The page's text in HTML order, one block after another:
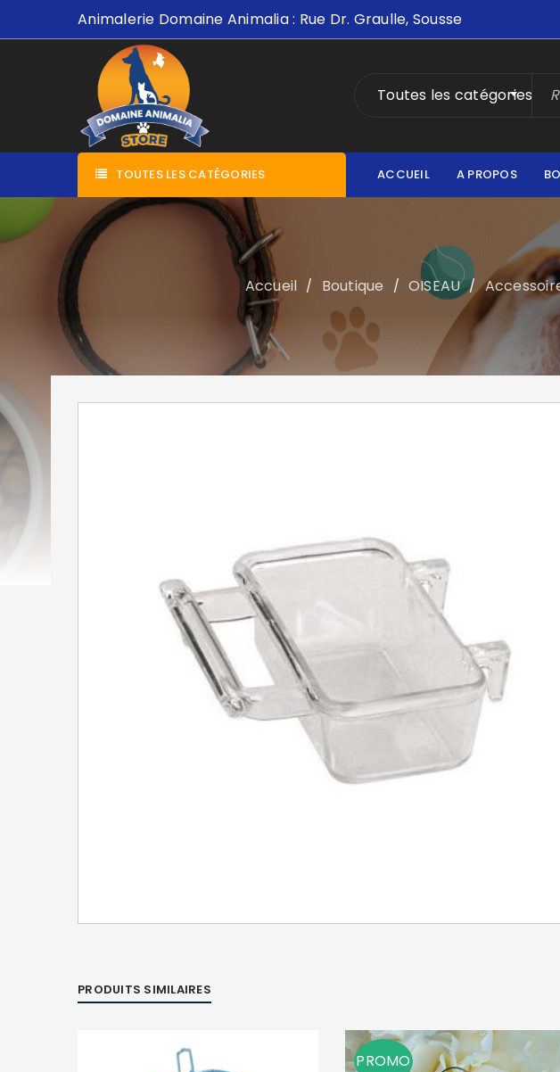
Animalerie Domaine Animalia : Rue Dr. Graulle, Sousse
Toutes les catégories
TOUTES LES CATÉGORIES ACCUEIL A PROPOS
Accueil / Boutique / OISEAU /
PRODUITS SIMILAIRES
PROMO